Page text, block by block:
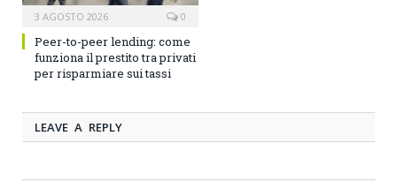
3 AGOSTO 2026 0
Peer-to-peer lending: come
funziona il prestito tra privati
per risparmiare sui tassi
LEAVE A REPLY